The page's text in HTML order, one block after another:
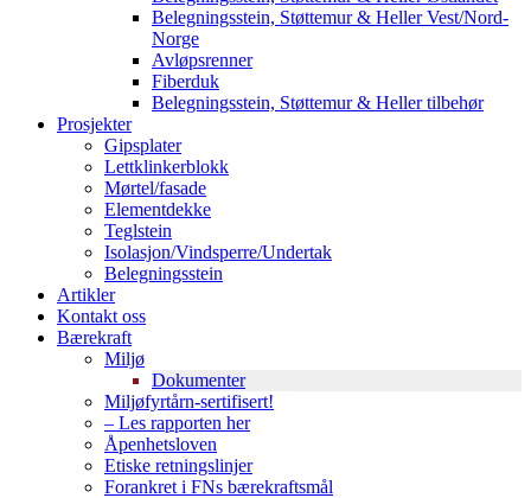
Belegningsstein, Støttemur & Heller Vest/Nord-
Norge
Avløpsrenner
Fiberduk
Belegningsstein, Støttemur & Heller tilbehør
Prosjekter
Gipsplater
Lettklinkerblokk
Mørtel/fasade
Elementdekke
Teglstein
Isolasjon/Vindsperre/Undertak
Belegningsstein
Artikler
Kontakt oss
Bærekraft
Miljø
Dokumenter
Miljøfyrtårn-sertifisert!
– Les rapporten her
Åpenhetsloven
Etiske retningslinjer
Forankret i FNs bærekraftsmål